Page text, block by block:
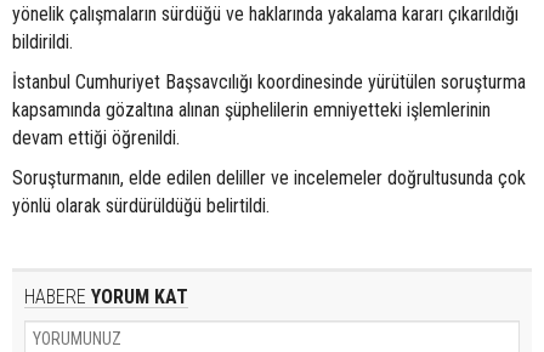
yönelik çalışmaların sürdüğü ve haklarında yakalama kararı çıkarıldığı
bildirildi.
İstanbul Cumhuriyet Başsavcılığı koordinesinde yürütülen soruşturma
kapsamında gözaltına alınan şüphelilerin emniyetteki işlemlerinin
devam ettiği öğrenildi.
Soruşturmanın, elde edilen deliller ve incelemeler doğrultusunda çok
yönlü olarak sürdürüldüğü belirtildi.
HABERE YORUM KAT